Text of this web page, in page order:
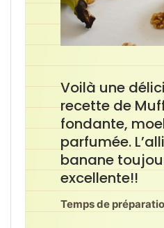
Voilà une
recette de
fondante,
parfumée.
banane
excellente!!
Temps de